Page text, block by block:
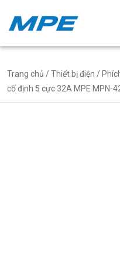
Trang chủ /Thiết bị điện /
cố định 5 cực 32A MPE MPN-